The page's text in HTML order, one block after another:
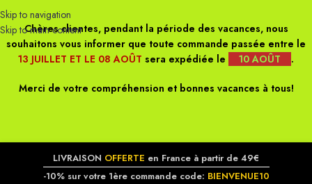
Skip to navigation
Skip to main content
Chères clientes, pendant la période des vacances, nous
souhaitons vous informer que toute commande passée entre le
13 JUILLET ET LE 08 AOÛT sera expédiée le 10 AOÛT .
Merci de votre compréhension et bonnes vacances à tous!
LIVRAISON OFFERTE en France à partir de 49€
-10% sur votre 1ère commande code: BIENVENUE10